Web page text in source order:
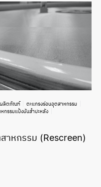
ผลิตภัณฑ์
ตะแกรงร่อนอุตสาหกรรม
กรรมแป้งมันสำปะหลัง
าหกรรม (Rescreen)